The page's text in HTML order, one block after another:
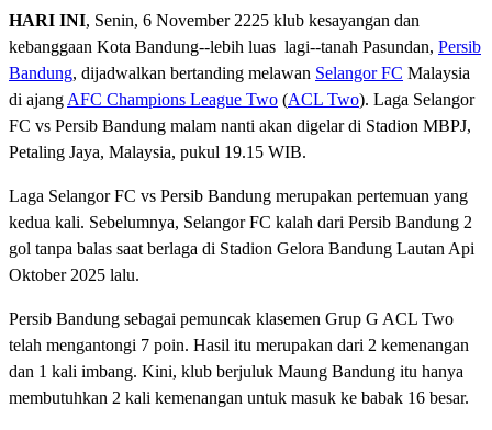
HARI INI, Senin, 6 November 2225 klub kesayangan dan
kebanggaan Kota Bandung--lebih luas lagi--tanah Pasundan, Persib
Bandung, dijadwalkan bertanding melawan Selangor FC Malaysia
di ajang AFC Champions League Two (ACL Two). Laga Selangor
FC vs Persib Bandung malam nanti akan digelar di Stadion MBPJ,
Petaling Jaya, Malaysia, pukul 19.15 WIB.
Laga Selangor FC vs Persib Bandung merupakan pertemuan yang
kedua kali. Sebelumnya, Selangor FC kalah dari Persib Bandung 2
gol tanpa balas saat berlaga di Stadion Gelora Bandung Lautan Api
Oktober 2025 lalu.
Persib Bandung sebagai pemuncak klasemen Grup G ACL Two
telah mengantongi 7 poin. Hasil itu merupakan dari 2 kemenangan
dan 1 kali imbang. Kini, klub berjuluk Maung Bandung itu hanya
membutuhkan 2 kali kemenangan untuk masuk ke babak 16 besar.